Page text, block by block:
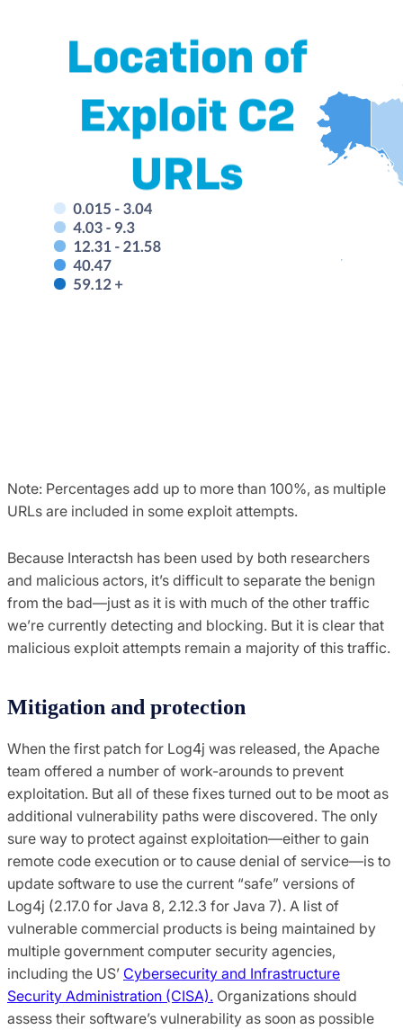
Note: Percentages add up to more than 100%, as multiple
URLs are included in some exploit attempts.
Because Interactsh has been used by both researchers
and malicious actors, it’s difficult to separate the benign
from the bad—just as it is with much of the other traffic
we’re currently detecting and blocking. But it is clear that
malicious exploit attempts remain a majority of this traffic.
Mitigation and protection
When the first patch for Log4j was released, the Apache
team offered a number of work-arounds to prevent
exploitation. But all of these fixes turned out to be moot as
additional vulnerability paths were discovered. The only
sure way to protect against exploitation—either to gain
remote code execution or to cause denial of service—is to
update software to use the current “safe” versions of
Log4j (2.17.0 for Java 8, 2.12.3 for Java 7). A list of
vulnerable commercial products is being maintained by
multiple government computer security agencies,
including the US’ Cybersecurity and Infrastructure
Security Administration (CISA). Organizations should
assess their software’s vulnerability as soon as possible